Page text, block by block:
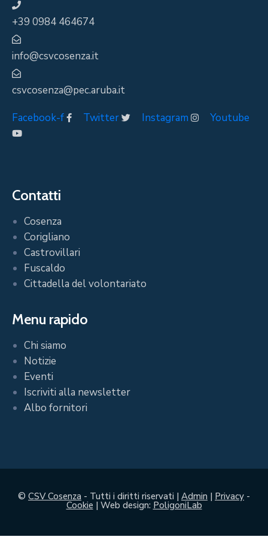
+39 0984 464674
info@csvcosenza.it
csvcosenza@pec.aruba.it
Facebook-f
Twitter Instagram Youtube
Contatti
Cosenza
Corigliano
Castrovillari
Fuscaldo
Cittadella del volontariato
Menu rapido
Chi siamo
Notizie
Eventi
Iscriviti alla newsletter
Albo fornitori
© CSV Cosenza - Tutti i diritti riservati | Admin | Privacy -
Cookie | Web design: PoligoniLab